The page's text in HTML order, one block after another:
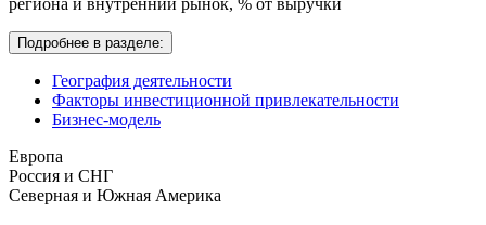
региона и внутренний рынок, % от выручки
Подробнее в разделе:
География деятельности
Факторы инвестиционной привлекательности
Бизнес-модель
Европа
Россия и СНГ
Северная и Южная Америка